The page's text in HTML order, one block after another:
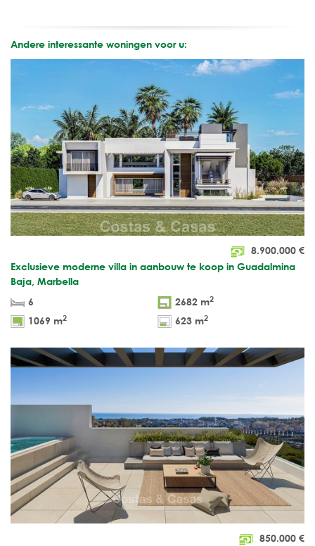
Andere interessante woningen voor u:
8.900.000 €
Exclusieve moderne villa in aanbouw te koop in Guadalmina
Baja, Marbella
6
2682 m2
1069 m2 623 m2
850.000 €